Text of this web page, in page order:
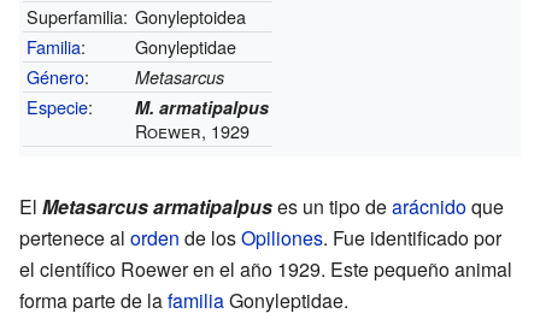
Superfamilia: Gonyleptoidea
Familia:
Gonyleptidae
Género: Metasarcus
Especie: M. armatipalpus
Roewer, 1929
El Metasarcus armatipalpuses un tipo dearácnidoque
pertenece al orden de losOpiliones. Fue identificado por
el científico Roewer en el año 1929. Este pequeño animal
forma parte de lafamiliaGonyleptidae.